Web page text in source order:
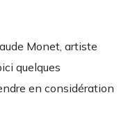
Monet, artiste
quelques
en considération